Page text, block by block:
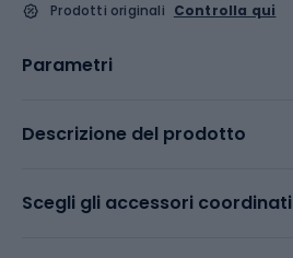
Prodotti originali Controlla qui
Parametri
Descrizione del prodotto
Scegli gli accessori coordinati